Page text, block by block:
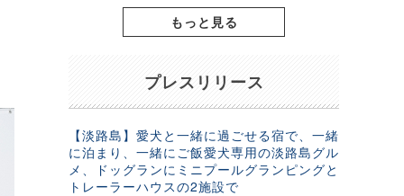
もっと見る
プレスリリース
【淡路島】愛犬と一緒に過ごせる宿で、一緒
に泊まり、一緒にご飯愛犬専用の淡路島グル
メ、ドッグランにミニプールグランピングと
トレーラーハウスの2施設で